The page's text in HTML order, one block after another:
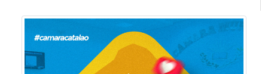
THOMAS MARQUES DE MESQUITA